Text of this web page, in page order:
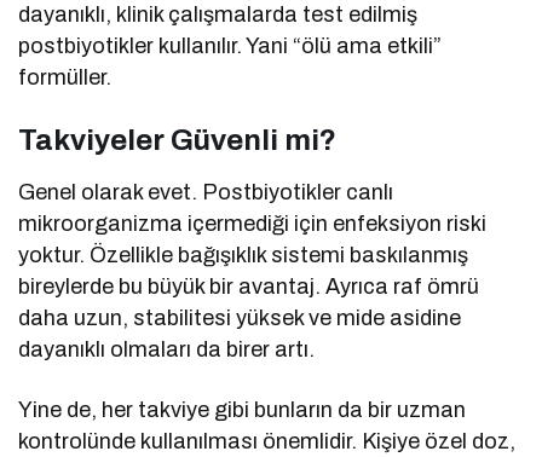
dayanıklı, klinik çalışmalarda test edilmiş
postbiyotikler kullanılır. Yani “ölü ama etkili”
formüller.
Takviyeler Güvenli mi?
Genel olarak evet. Postbiyotikler canlı
mikroorganizma içermediği için enfeksiyon riski
yoktur. Özellikle bağışıklık sistemi baskılanmış
bireylerde bu büyük bir avantaj. Ayrıca raf ömrü
daha uzun, stabilitesi yüksek ve mide asidine
dayanıklı olmaları da birer artı.
Yine de, her takviye gibi bunların da bir uzman
kontrolünde kullanılması önemlidir. Kişiye özel doz,